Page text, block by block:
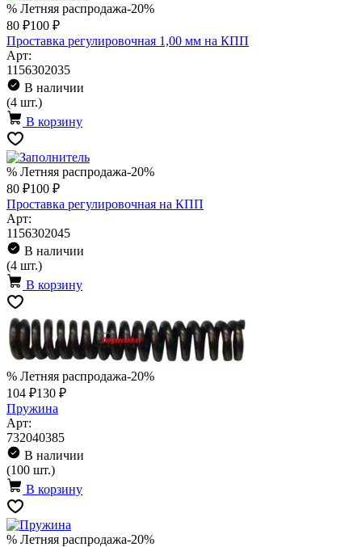
% Летняя распродажа-20%
80 ₽100 ₽
Проставка регулировочная 1,00 мм на КПП
Арт:
1156302035
В наличии
(4 шт.)
В корзину
% Летняя распродажа-20%
80 ₽100 ₽
Проставка регулировочная на КПП
Арт:
1156302045
В наличии
(4 шт.)
В корзину
% Летняя распродажа-20%
104 ₽130 ₽
Пружина
Арт:
732040385
В наличии
(100 шт.)
В корзину
% Летняя распродажа-20%